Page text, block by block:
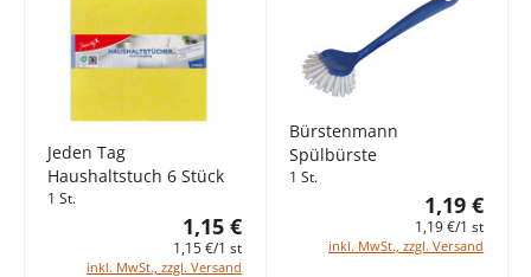
Jeden Tag
Haushaltstuch 6 Stück
1 St.
1,15 €
1,15 €/1 st
inkl. MwSt., zzgl. Versand
Bürstenmann
Spülbürste
1 St.
1,19 €
1,19 €/1 st
inkl. MwSt., zzgl. Versand